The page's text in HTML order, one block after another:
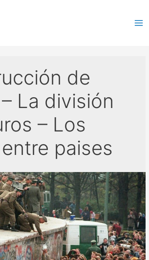
de
La división
– Los
paises